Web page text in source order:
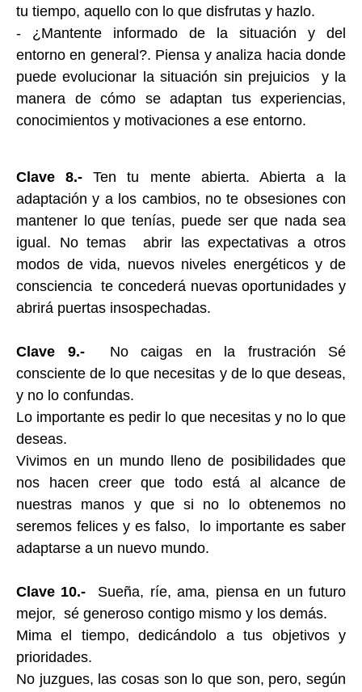
tu tiempo, aquello con lo que disfrutas y hazlo.
- ¿Mantente informado de la situación y del
entorno en general?. Piensa y analiza hacia donde
puede evolucionar la situación sin prejuicios y la
manera de cómo se adaptan tus experiencias,
conocimientos y motivaciones a ese entorno.
Clave 8.-Ten tu mente abierta. Abierta a la
adaptación y a los cambios, no te obsesiones con
mantener lo que tenías, puede ser que nada sea
igual. No temas abrir las expectativas a otros
modos de vida, nuevos niveles energéticos y de
consciencia te concederá nuevas oportunidades y
abrirá puertas insospechadas.
Clave 9.- No caigas en la frustración Sé
consciente de lo que necesitas y de lo que deseas,
y no lo confundas.
Lo importante es pedir lo que necesitas y no lo que
deseas.
Vivimos en un mundo lleno de posibilidades que
nos hacen creer que todo está al alcance de
nuestras manos y que si no lo obtenemos no
seremos felices y es falso, lo importante es saber
adaptarse a un nuevo mundo.
Clave 10.-
Sueña, ríe, ama, piensa en un futuro
mejor, sé generoso contigo mismo y los demás.
Mima el tiempo, dedicándolo a tus objetivos y
prioridades.
No juzgues, las cosas son lo que son, pero, según